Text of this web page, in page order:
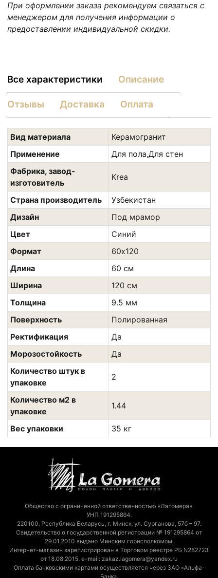
При оформлении заказа рекомендуем связаться с
менеджером для получения информации о
предоставлении индивидуальной скидки.
Все характеристики Описание
Отзывы Доставка Оплата
Вид материала
Керамогранит
Применение
Для пола,Для стен
Фабрика, завод-
изготовитель
Krea
Страна производитель
Узбекистан
Дизайн
Под мрамор
Цвет
Синий
Формат
60х120
Длина
60 см
Ширина
120 см
Толщина
9.5 мм
Поверхность
Полированная
Ректификация
Да
Морозостойкость
Да
Количество штук в
упаковке
2
Количество м2 в
упаковке
1.44
Вес упаковки 35 кг
Общество с ограниченной ответственностью «Лагомера».
УНП 191295864.
220100, Республика Беларусь, г. Минск, ул. Сурганова, 57б – 97.
Свидетельство о государственной регистрации № 191295864 от
29.01.2010 выдано Минским горисполкомом.
Интернет-магазин зарегистрирован в Торговом реестре РБ N282723
от 18.08.2015. e-mail: zakaz.lagomera@yandex.ru
Оплата банковскими картами осуществляется через ЗАО «Альфа-
Банк».